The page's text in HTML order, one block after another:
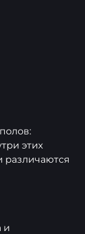
этих
различаются
и